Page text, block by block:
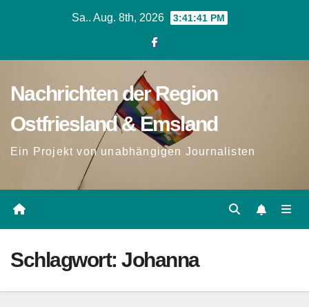
Sa.. Aug. 8th, 2026 3:41:41 PM
Nachrichten der Region
Ostfriesland & Emsland
Ein Projekt von unabhängigen Journalisten
Schlagwort: Johanna